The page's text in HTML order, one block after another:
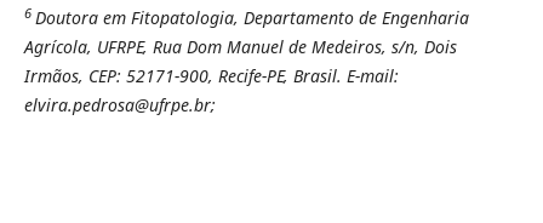
6 Doutora em Fitopatologia, Departamento de Engenharia
Agrícola, UFRPE, Rua Dom Manuel de Medeiros, s/n, Dois
Irmãos, CEP: 52171-900, Recife-PE, Brasil. E-mail:
elvira.pedrosa@ufrpe.br;